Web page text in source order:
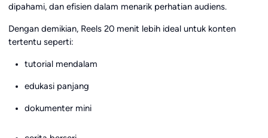
dipahami, dan efisien dalam menarik perhatian audiens.
Dengan demikian, Reels 20 menit lebih ideal untuk konten
tertentu seperti:
tutorial mendalam
edukasi panjang
dokumenter mini